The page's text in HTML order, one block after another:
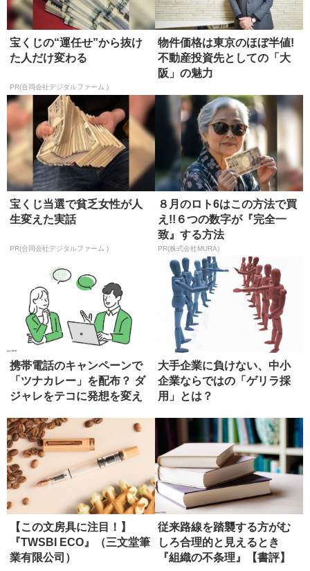
宝くじの“運任せ”から抜け
た人だけ変わる
PR(合同会社デジタルファーム )
物件価格は東京のほぼ半値!
不動産投資先としての「大
阪」の魅力
宝くじ当選で貧乏女性が人
生変えた実話
PR(合同会社デジタルファーム )
８月のロト6はこの方法で買
え!!６つの数字が『完全一
致』する方法
PR(株式会社MURA)
携帯電話のキャンペーンで
「ツナカレー」を配布？ ダ
ジャレをテコに発想を変え
大手企業に負けない、中小
企業ならではの「ゲリラ採
用」とは？
【この文房具に注目！】
『TWSBI ECO』（三文堂筆
業有限公司）
従来路線を踏襲する方がむ
しろ合理的と見えるとき
『組織の不条理』【書評】